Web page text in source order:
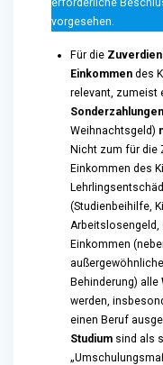
erforderliche
vorgesehen.
Für die
Einkommen des
relevant, zumeist
Sonderzahlungen
Weihnachtsgeld)
Nicht zum für die
Einkommen des
(Studienbeihilfe,
Arbeitslosengeld,
Einkommen
Behinderung) alle
werden,
einen Beruf
Studium sind als